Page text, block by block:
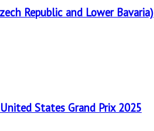
Republic and Lower Bavaria)
United States Grand Prix 2025